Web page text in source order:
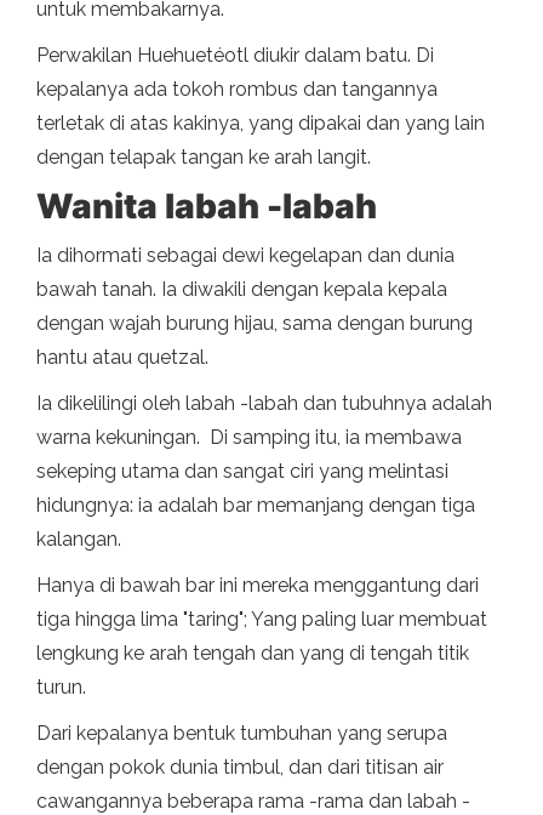
untuk membakarnya.
Perwakilan Huehuetéotl diukir dalam batu. Di
kepalanya ada tokoh rombus dan tangannya
terletak di atas kakinya, yang dipakai dan yang lain
dengan telapak tangan ke arah langit.
Wanita labah -labah
Ia dihormati sebagai dewi kegelapan dan dunia
bawah tanah. Ia diwakili dengan kepala kepala
dengan wajah burung hijau, sama dengan burung
hantu atau quetzal.
Ia dikelilingi oleh labah -labah dan tubuhnya adalah
warna kekuningan. Di samping itu, ia membawa
sekeping utama dan sangat ciri yang melintasi
hidungnya: ia adalah bar memanjang dengan tiga
kalangan.
Hanya di bawah bar ini mereka menggantung dari
tiga hingga lima "taring"; Yang paling luar membuat
lengkung ke arah tengah dan yang di tengah titik
turun.
Dari kepalanya bentuk tumbuhan yang serupa
dengan pokok dunia timbul, dan dari titisan air
cawangannya beberapa rama -rama dan labah -